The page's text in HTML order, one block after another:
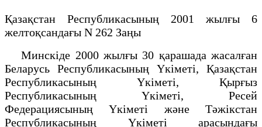
Қазақстан Республикасының 2001 жылғы 6
желтоқсандағы N 262 Заңы
Минскіде 2000 жылғы 30 қарашада жасалған
Беларусь Республикасының Үкіметі, Қазақстан
Республикасының Үкіметі, Қырғыз
Республикасының Үкіметі, Ресей
Федерациясының Үкіметі және Тәжікстан
Республикасының Үкіметі арасындағы